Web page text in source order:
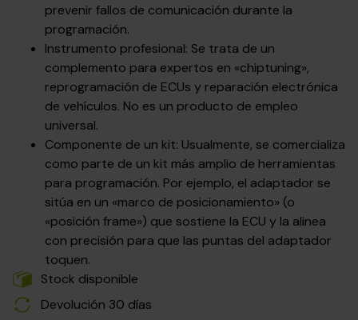
prevenir fallos de comunicación durante la
programación.
Instrumento profesional: Se trata de un
complemento para expertos en «chiptuning»,
reprogramación de ECUs y reparación electrónica
de vehículos. No es un producto de empleo
universal.
Componente de un kit: Usualmente, se comercializa
como parte de un kit más amplio de herramientas
para programación. Por ejemplo, el adaptador se
sitúa en un «marco de posicionamiento» (o
«posición frame») que sostiene la ECU y la alinea
con precisión para que las puntas del adaptador
toquen.
Stock disponible
Devolución 30 días